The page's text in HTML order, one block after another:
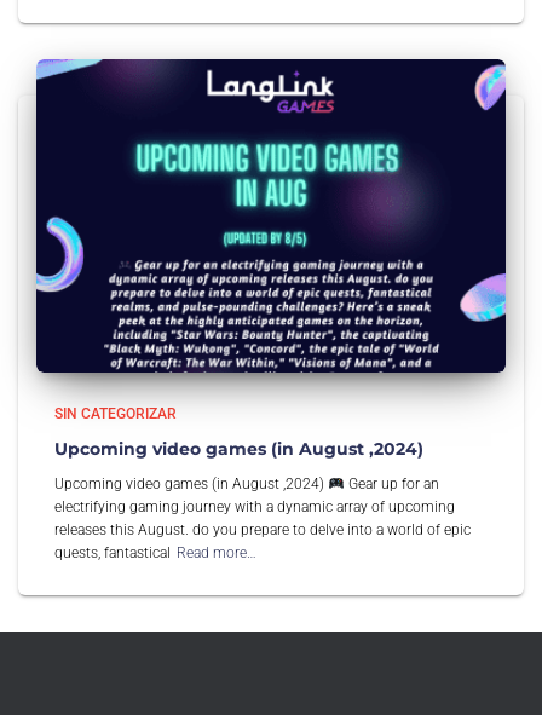
SIN CATEGORIZAR
Upcoming video games (in August ,2024)
Upcoming video games (in August ,2024)
Gear up for an
electrifying gaming journey with a dynamic array of upcoming
releases this August. do you prepare to delve into a world of epic
quests, fantastical Read more…